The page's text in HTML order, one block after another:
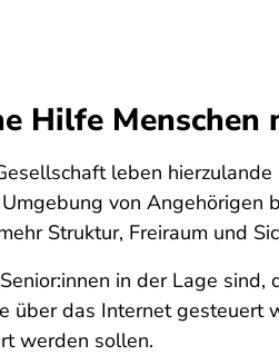
Hilfe Menschen
leben
von
Struktur, Freiraum und
in der Lage
über das Internet
werden sollen.